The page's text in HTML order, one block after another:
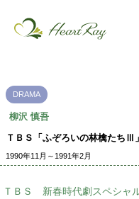
DRAMA
柳沢 慎吾
ＴＢＳ「ふぞろいの林檎たちⅢ」
1990年11月～1991年2月
ＴＢＳ 新春時代劇スペシャ